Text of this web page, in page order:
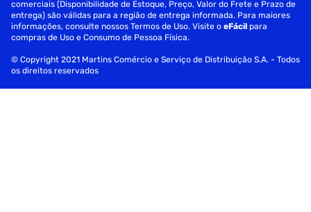
comerciais (Disponibilidade de Estoque, Preço, Valor do Frete e Prazo de
entrega) são válidas para a região de entrega informada. Para maiores
informações, consulte nossos Termos de Uso. Visite oeFácil para
compras de Uso e Consumo de Pessoa Física.
© Copyright 2021 Martins Comércio e Serviço de Distribuição S.A. - Todos
os direitos reservados